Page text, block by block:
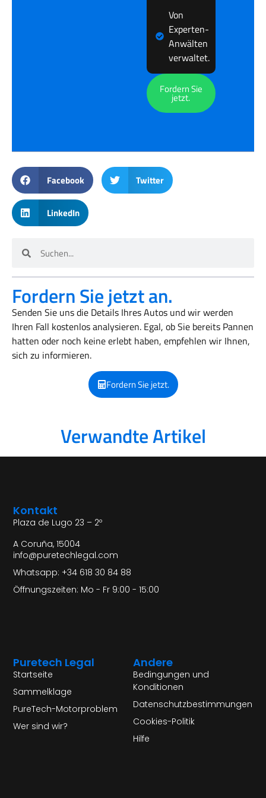
Von
Experten-
Anwälten
verwaltet.
Fordern Sie
jetzt.
Facebook Twitter
LinkedIn
Fordern Sie jetzt an.
Senden Sie uns die Details Ihres Autos und wir werden
Ihren Fall kostenlos analysieren. Egal, ob Sie bereits Pannen
hatten oder noch keine erlebt haben, empfehlen wir Ihnen,
sich zu informieren.
Fordern Sie jetzt.
Verwandte Artikel
Andere
Bedingungen und
Konditionen
Datenschutzbestimmungen
Cookies-Politik
Hilfe
Puretech Legal
Startseite
Sammelklage
PureTech-Motorproblem
Wer sind wir?
Kontakt
Plaza de Lugo 23 – 2º
A Coruña, 15004
info@puretechlegal.com
Whatsapp: +34 618 30 84 88
Öffnungszeiten: Mo - Fr 9:00 - 15:00